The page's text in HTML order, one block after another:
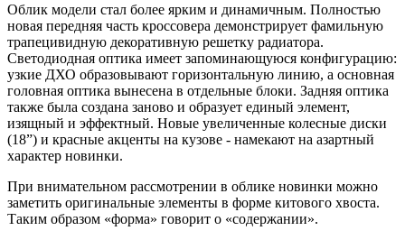
Облик модели стал более ярким и динамичным. Полностью
новая передняя часть кроссовера демонстрирует фамильную
трапецивидную декоративную решетку радиатора.
Светодиодная оптика имеет запоминающуюся конфигурацию:
узкие ДХО образовывают горизонтальную линию, а основная
головная оптика вынесена в отдельные блоки. Задняя оптика
также была создана заново и образует единый элемент,
изящный и эффектный. Новые увеличенные колесные диски
(18”) и красные акценты на кузове - намекают на азартный
характер новинки.
При внимательном рассмотрении в облике новинки можно
заметить оригинальные элементы в форме китового хвоста.
Таким образом «форма» говорит о «содержании».